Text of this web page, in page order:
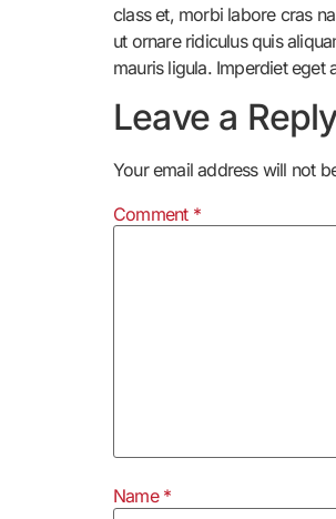
class et, morbi labore cras
ut ornare ridiculus quis
mauris ligula. Imperdiet eget
Leave a
Your email address will not
Comment *
Name *